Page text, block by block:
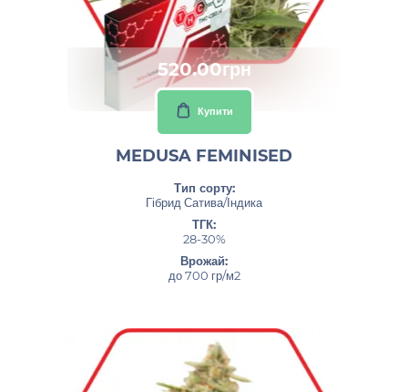
520.00грн
Купити
MEDUSA FEMINISED
Тип сорту:
Гібрид Сатива/Індика
ТГК:
28-30%
Врожай:
до 700 гр/м2